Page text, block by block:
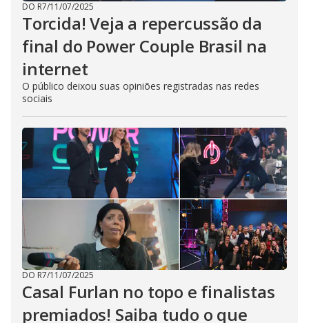
DO R7/11/07/2025
Torcida! Veja a repercussão da
final do Power Couple Brasil na
internet
O público deixou suas opiniões registradas nas redes
sociais
DO R7/11/07/2025
Casal Furlan no topo e finalistas
premiados! Saiba tudo o que